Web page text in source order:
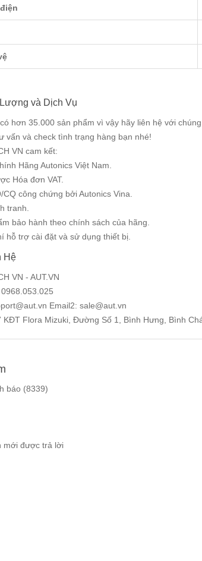
và Dịch Vụ
hơn 35.000 sản phẩm vì vậy hãy liên hệ với
vấn và check tình trạng hàng bạn nhé!
VN cam kết:
Hãng Autonics Việt Nam.
Hóa đơn VAT.
CQ công chứng bởi Autonics Vina.
tranh.
bảo hành theo chính sách của hãng.
hỗ trợ cài đặt và sử dụng thiết bị.
Hệ
VN - AUT.VN
Email2: sale@aut.vn
KĐT Flora Mizuki, Đường Số 1, Bình Hưng, Bình
báo (8339)
mới được trả lời